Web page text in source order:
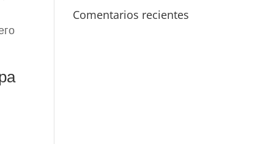
Comentarios recientes